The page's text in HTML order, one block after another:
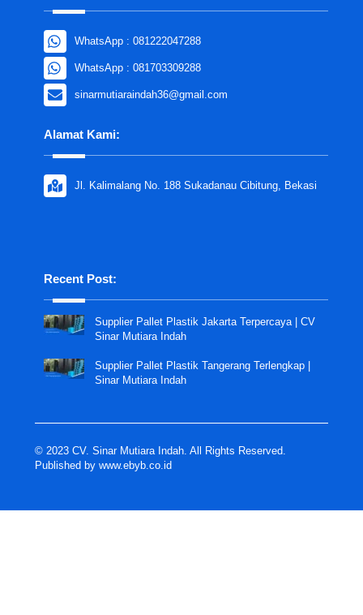
WhatsApp : 081222047288
WhatsApp : 081703309288
sinarmutiaraindah36@gmail.com
Alamat Kami:
Jl. Kalimalang No. 188 Sukadanau Cibitung, Bekasi
Recent Post:
Supplier Pallet Plastik Jakarta Terpercaya | CV
Sinar Mutiara Indah
Supplier Pallet Plastik Tangerang Terlengkap |
Sinar Mutiara Indah
© 2023 CV. Sinar Mutiara Indah. All Rights Reserved.
Published by www.ebyb.co.id